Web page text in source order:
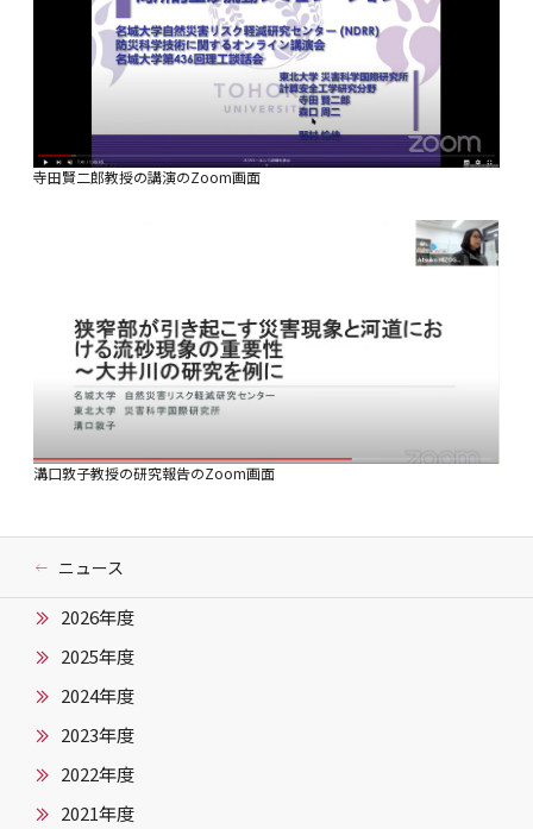
寺田賢二郎教授の講演のZoom画面
溝口敦子教授の研究報告のZoom画面
ニュース
2026年度
2025年度
2024年度
2023年度
2022年度
2021年度